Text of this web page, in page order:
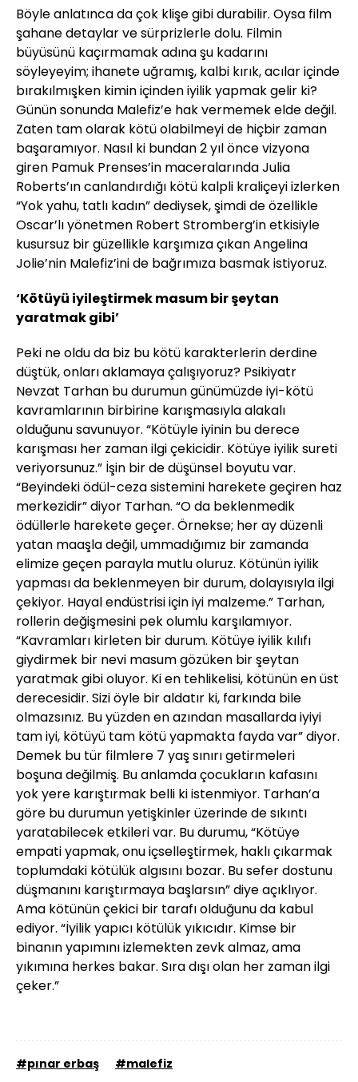
Böyle anlatınca da çok klişe gibi durabilir. Oysa film
şahane detaylar ve sürprizlerle dolu. Filmin
büyüsünü kaçırmamak adına şu kadarını
söyleyeyim; ihanete uğramış, kalbi kırık, acılar içinde
bırakılmışken kimin içinden iyilik yapmak gelir ki?
Günün sonunda Malefiz’e hak vermemek elde değil.
Zaten tam olarak kötü olabilmeyi de hiçbir zaman
başaramıyor. Nasıl ki bundan 2 yıl önce vizyona
giren Pamuk Prenses’in maceralarında Julia
Roberts’ın canlandırdığı kötü kalpli kraliçeyi izlerken
“Yok yahu, tatlı kadın” dediysek, şimdi de özellikle
Oscar’lı yönetmen Robert Stromberg’in etkisiyle
kusursuz bir güzellikle karşımıza çıkan Angelina
Jolie’nin Malefiz’ini de bağrımıza basmak istiyoruz.
‘Kötüyü iyileştirmek masum bir şeytan
yaratmak gibi’
Peki ne oldu da biz bu kötü karakterlerin derdine
düştük, onları aklamaya çalışıyoruz? Psikiyatr
Nevzat Tarhan bu durumun günümüzde iyi-kötü
kavramlarının birbirine karışmasıyla alakalı
olduğunu savunuyor. “Kötüyle iyinin bu derece
karışması her zaman ilgi çekicidir. Kötüye iyilik sureti
veriyorsunuz.” İşin bir de düşünsel boyutu var.
“Beyindeki ödül-ceza sistemini harekete geçiren haz
merkezidir” diyor Tarhan. “O da beklenmedik
ödüllerle harekete geçer. Örnekse; her ay düzenli
yatan maaşla değil, ummadığımız bir zamanda
elimize geçen parayla mutlu oluruz. Kötünün iyilik
yapması da beklenmeyen bir durum, dolayısıyla ilgi
çekiyor. Hayal endüstrisi için iyi malzeme.” Tarhan,
rollerin değişmesini pek olumlu karşılamıyor.
“Kavramları kirleten bir durum. Kötüye iyilik kılıfı
giydirmek bir nevi masum gözüken bir şeytan
yaratmak gibi oluyor. Ki en tehlikelisi, kötünün en üst
derecesidir. Sizi öyle bir aldatır ki, farkında bile
olmazsınız. Bu yüzden en azından masallarda iyiyi
tam iyi, kötüyü tam kötü yapmakta fayda var” diyor.
Demek bu tür filmlere 7 yaş sınırı getirmeleri
boşuna değilmiş. Bu anlamda çocukların kafasını
yok yere karıştırmak belli ki istenmiyor. Tarhan’a
göre bu durumun yetişkinler üzerinde de sıkıntı
yaratabilecek etkileri var. Bu durumu, “Kötüye
empati yapmak, onu içselleştirmek, haklı çıkarmak
toplumdaki kötülük algısını bozar. Bu sefer dostunu
düşmanını karıştırmaya başlarsın” diye açıklıyor.
Ama kötünün çekici bir tarafı olduğunu da kabul
ediyor. “İyilik yapıcı kötülük yıkıcıdır. Kimse bir
binanın yapımını izlemekten zevk almaz, ama
yıkımına herkes bakar. Sıra dışı olan her zaman ilgi
çeker.”
#pınar erbaş #malefiz